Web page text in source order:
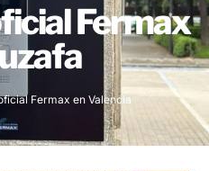
Fermax
Fermax en Valencia